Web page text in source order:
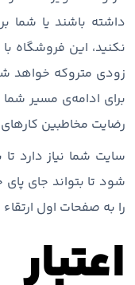
داشته باشند یا شما
نکنید، این فروشگاه
زودی متروکه خواهد
برای ادامه‌ی مسیر
رضایت مخاطبین
شود تا بتواند جای
را به صفحات اول